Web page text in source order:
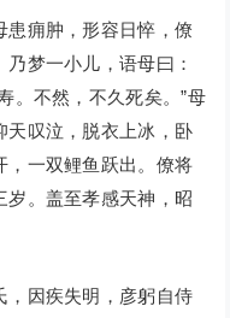
痈肿，形容日悴，僚
梦一小儿，语母曰：
。不然，不久死矣。”母
天叹泣，脱衣上冰，卧
，一双鲤鱼跃出。僚将
岁。盖至孝感天神，昭
因疾失明，彦躬自侍